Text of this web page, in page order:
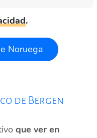
.
de Bergen
que ver en